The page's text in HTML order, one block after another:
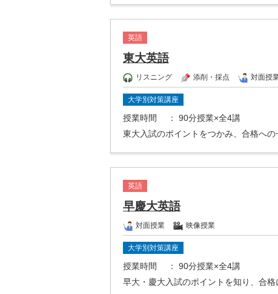
英語
東大英語
リスニング 添削・採点 対面授
大学別対策講座
授業時間
： 90分授業×全4講
東大入試のポイントをつかみ、合格への
英語
早慶大英語
対面授業 映像授業
大学別対策講座
授業時間
： 90分授業×全4講
早大・慶大入試のポイントを知り、合